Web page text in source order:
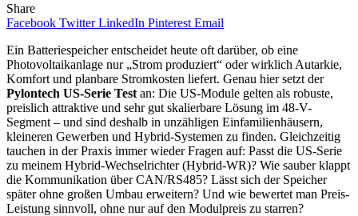
Share
Facebook Twitter LinkedIn Pinterest Email
Ein Batteriespeicher entscheidet heute oft darüber, ob eine
Photovoltaikanlage nur „Strom produziert“ oder wirklich Autarkie,
Komfort und planbare Stromkosten liefert. Genau hier setzt der
Pylontech US-Serie Test an: Die US-Module gelten als robuste,
preislich attraktive und sehr gut skalierbare Lösung im 48-V-
Segment – und sind deshalb in unzähligen Einfamilienhäusern,
kleineren Gewerben und Hybrid-Systemen zu finden. Gleichzeitig
tauchen in der Praxis immer wieder Fragen auf: Passt die US-Serie
zu meinem Hybrid-Wechselrichter (Hybrid-WR)? Wie sauber klappt
die Kommunikation über CAN/RS485? Lässt sich der Speicher
später ohne großen Umbau erweitern? Und wie bewertet man Preis-
Leistung sinnvoll, ohne nur auf den Modulpreis zu starren?